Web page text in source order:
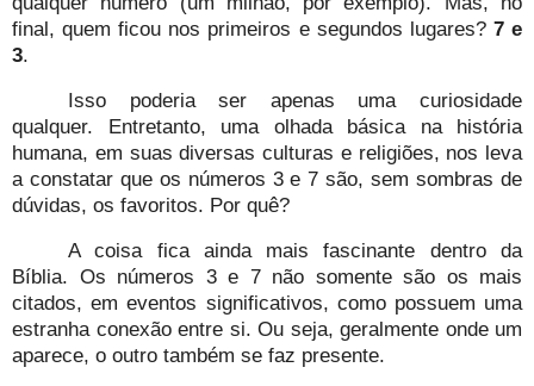
final, quem ficou nos primeiros e segundos lugares? 7 e
3.
Isso poderia ser apenas uma curiosidade
qualquer. Entretanto, uma olhada básica na história
humana, em suas diversas culturas e religiões, nos leva
a constatar que os números 3 e 7 são, sem sombras de
dúvidas, os favoritos. Por quê?
A coisa fica ainda mais fascinante dentro da
Bíblia. Os números 3 e 7 não somente são os mais
citados, em eventos significativos, como possuem uma
estranha conexão entre si. Ou seja, geralmente onde um
aparece, o outro também se faz presente.